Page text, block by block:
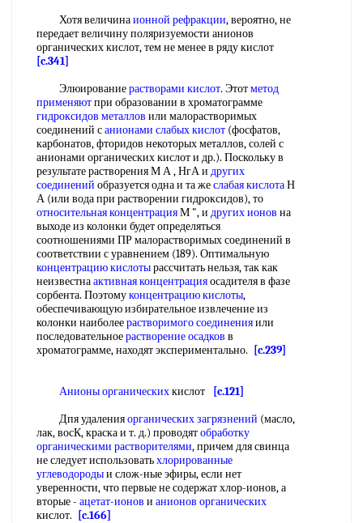
Хотя величинаионной рефракции, вероятно, не
передает величину поляризуемости анионов
органических кислот, тем не менее в ряду кислот
[c.341]
Элюированиерастворами кислот. Этотметод
применяютпри образовании в хроматограмме
гидроксидов металлов или малорастворимых
соединений санионами слабых кислот (фосфатов,
карбонатов, фторидов некоторых металлов, солей с
анионами органических кислот и др.). Поскольку в
результате растворения М А , НгА и других
соединений образуется одна и та жеслабая кислотаН
А (или вода при растворении гидроксидов), то
относительная концентрацияМ ", и других ионов на
выходе из колонки будет определяться
соотношениями ПР малорастворимых соединений в
соответствии с уравнением (189). Оптимальную
концентрацию кислотырассчитать нельзя, так как
неизвестнаактивная концентрацияосадителя в фазе
сорбента. Поэтомуконцентрацию кислоты,
обеспечивающую избирательное извлечение из
колонки наиболеерастворимого соединенияили
последовательноерастворение осадков в
хроматограмме, находят экспериментально.
[c.239]
Анионы органическихкислот
[c.121]
Дпя удаленияорганических загрязнений (масло,
лак, восК, краска и т. д.) проводятобработку
органическими растворителями, причем для свинца
не следует использоватьхлорированные
углеводородыи слож-ные эфиры, если нет
уверенности, что первые не содержат хлор-ионов, а
вторые - ацетат-ионов и анионов органических
кислот.
[c.166]